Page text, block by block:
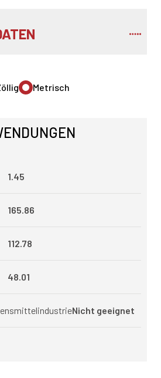
Metrisch
1.45
165.86
112.78
48.01
Nicht geeignet